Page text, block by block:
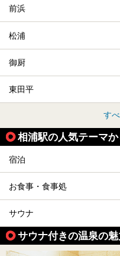
前浜
松浦
御厨
東田平
す
相浦駅の人気テーマ
宿泊
お食事・食事処
サウナ
サウナ付きの温泉の魅